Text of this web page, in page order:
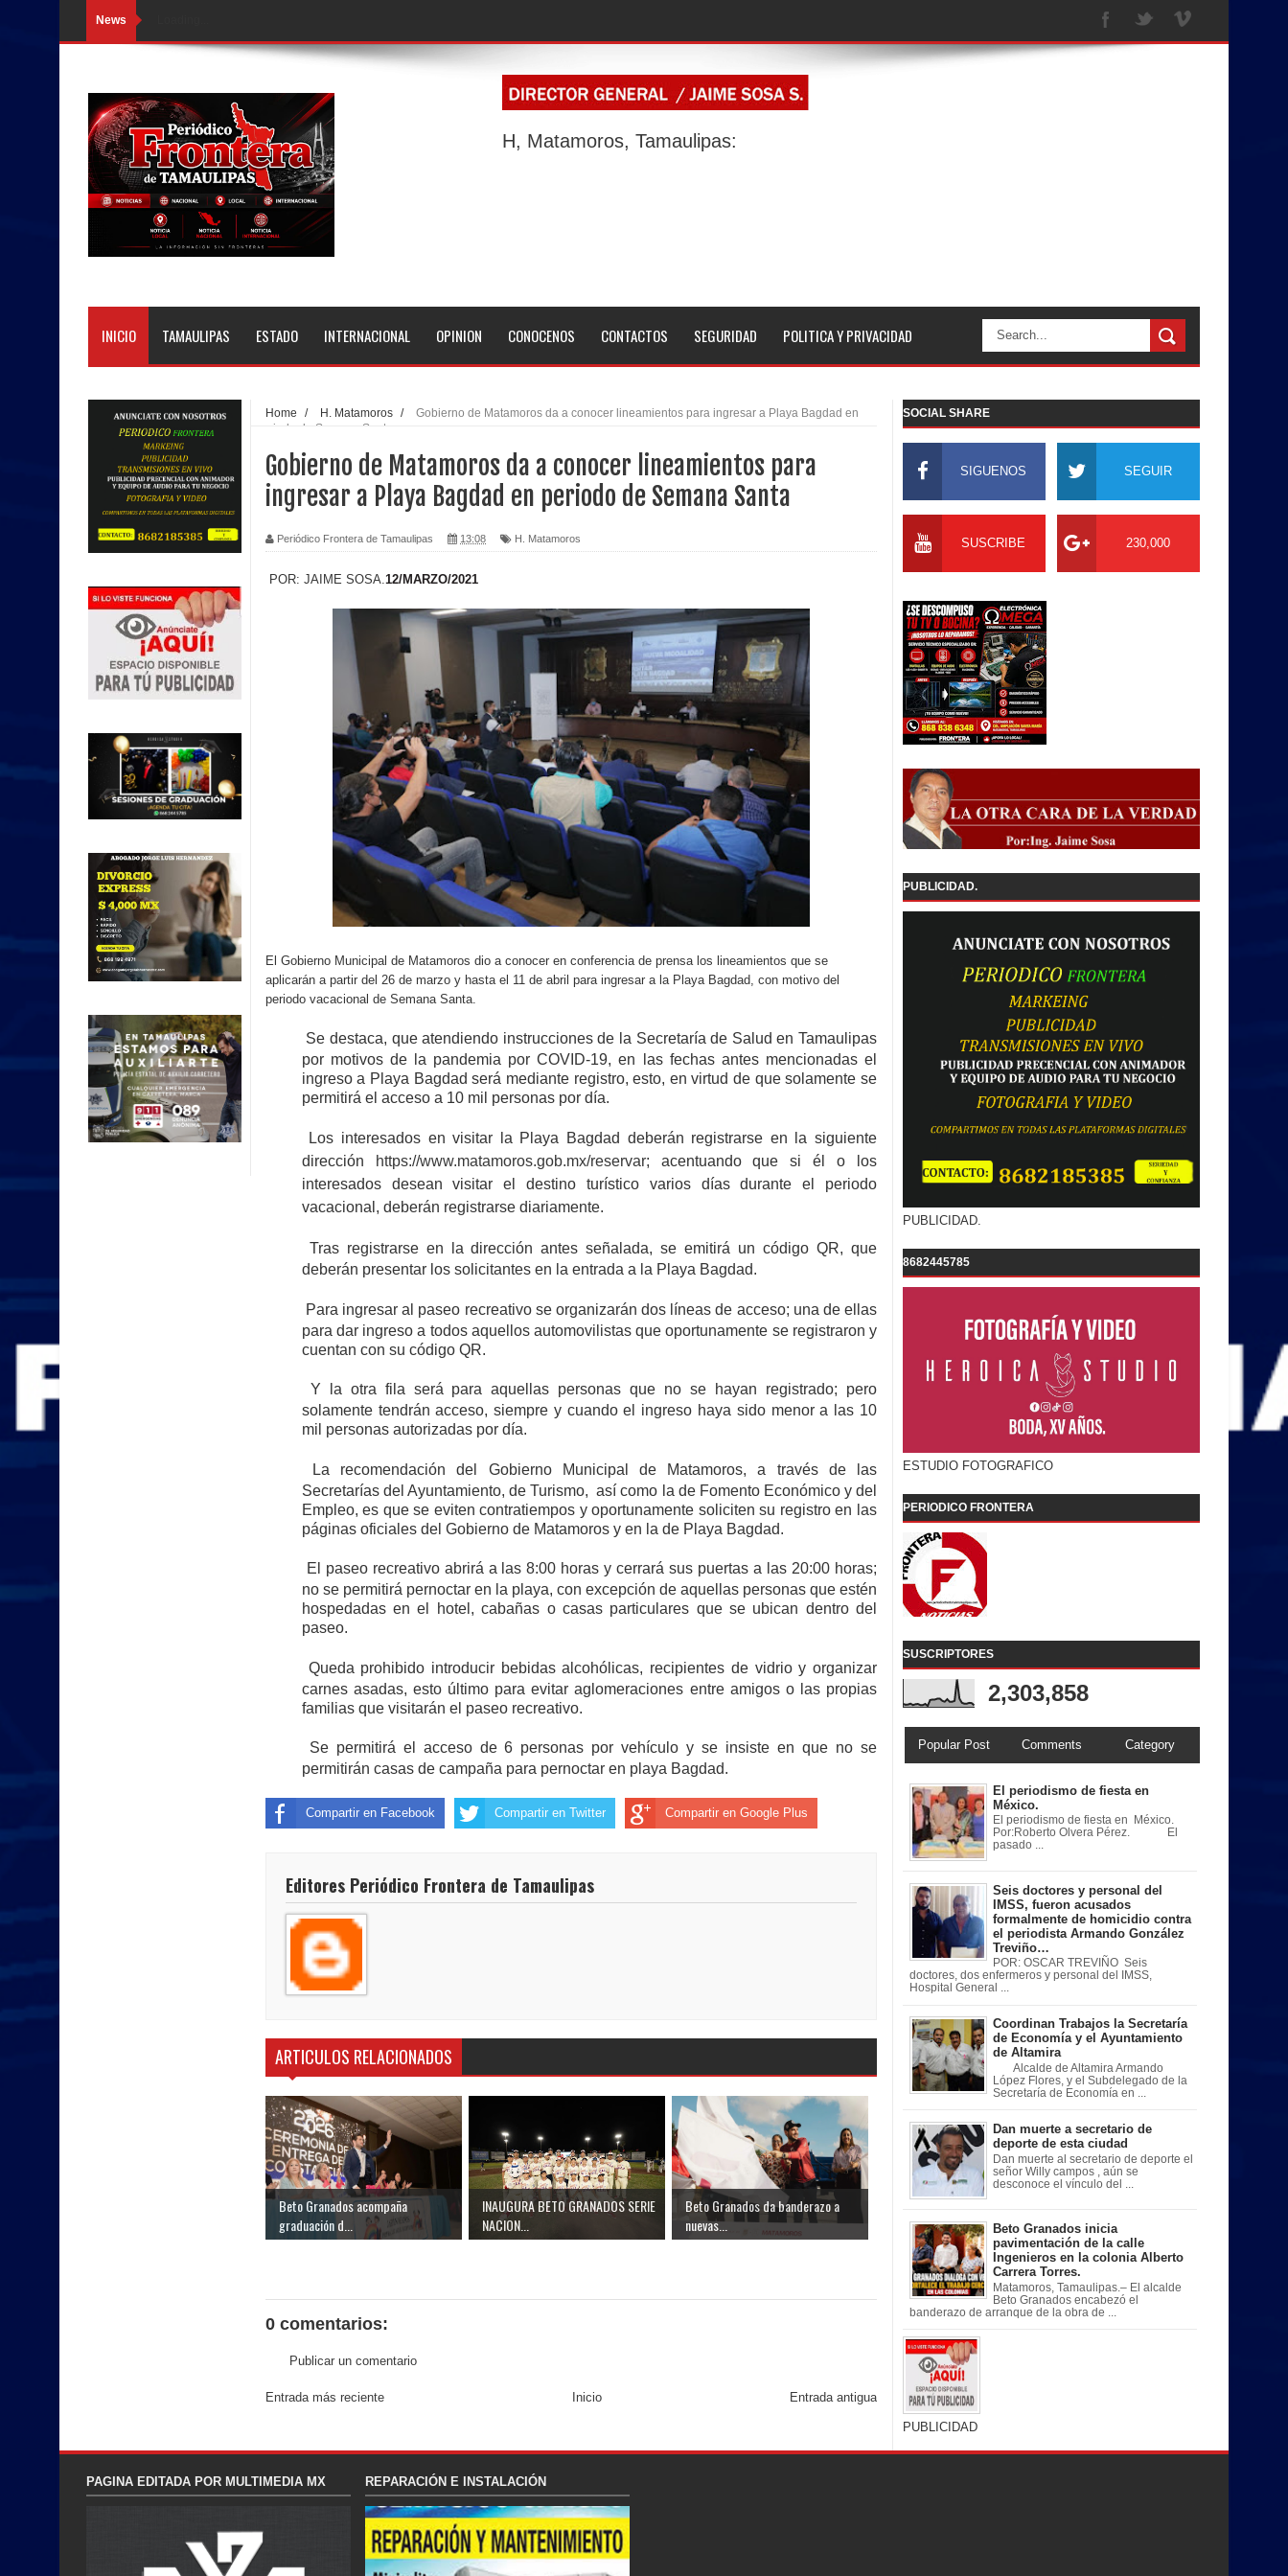
News
H, Matamoros, Tamaulipas:
INICIO TAMAULIPAS ESTADO INTERNACIONAL OPINION CONOCENOS CONTACTOS SEGURIDAD POLITICA Y PRIVACIDAD
Home / H. Matamoros /
Gobierno de Matamoros da a conocer lineamientos para ingresar a Playa Bagdad en
periodo de Semana Santa
Gobierno de Matamoros da a conocer lineamientos para
ingresar a Playa Bagdad en periodo de Semana Santa
Periódico Frontera de Tamaulipas 13:08 H. Matamoros
POR: JAIME SOSA.12/MARZO/2021
El Gobierno Municipal de Matamoros dio a conocer en conferencia de prensa los lineamientos que se
aplicarán a partir del 26 de marzo y hasta el 11 de abril para ingresar a la Playa Bagdad, con motivo del
periodo vacacional de Semana Santa.
Se destaca, que atendiendo instrucciones de la Secretaría de Salud en Tamaulipas
por motivos de la pandemia por COVID-19, en las fechas antes mencionadas el
ingreso a Playa Bagdad será mediante registro, esto, en virtud de que solamente se
permitirá el acceso a 10 mil personas por día.
Los interesados en visitar la Playa Bagdad deberán registrarse en la siguiente
dirección
https://www.matamoros.gob.mx/reservar; acentuando que si él o los
interesados desean visitar el destino turístico varios días durante el periodo
vacacional, deberán registrarse diariamente.
Tras registrarse en la dirección antes señalada, se emitirá un código QR, que
deberán presentar los solicitantes en la entrada a la Playa Bagdad.
Para ingresar al paseo recreativo se organizarán dos líneas de acceso; una de ellas
para dar ingreso a todos aquellos automovilistas que oportunamente se registraron y
cuentan con su código QR.
Y la otra fila será para aquellas personas que no se hayan registrado; pero
solamente tendrán acceso, siempre y cuando el ingreso haya sido menor a las 10
mil personas autorizadas por día.
La recomendación del Gobierno Municipal de Matamoros, a través de las
Secretarías del Ayuntamiento, de Turismo, así como la de Fomento Económico y del
Empleo, es que se eviten contratiempos y oportunamente soliciten su registro en las
páginas oficiales del Gobierno de Matamoros y en la de Playa Bagdad.
El paseo recreativo abrirá a las 8:00 horas y cerrará sus puertas a las 20:00 horas;
no se permitirá pernoctar en la playa, con excepción de aquellas personas que estén
hospedadas en el hotel, cabañas o casas particulares que se ubican dentro del
paseo.
Queda prohibido introducir bebidas alcohólicas, recipientes de vidrio y organizar
carnes asadas, esto último para evitar aglomeraciones entre amigos o las propias
familias que visitarán el paseo recreativo.
Se permitirá el acceso de 6 personas por vehículo y se insiste en que no se
permitirán casas de campaña para pernoctar en playa Bagdad.
Compartir en Facebook Compartir en Twitter Compartir en Google Plus
Editores Periódico Frontera de Tamaulipas
ARTICULOS RELACIONADOS
Beto Granados acompaña
graduación d...
INAUGURA BETO GRANADOS SERIE
NACION...
Beto Granados da banderazo a
nuevas...
0 comentarios:
Publicar un comentario
Entrada más reciente Entrada antigua
Inicio
SOCIAL SHARE
SIGUENOS SEGUIR
SUSCRIBE 230,000
PUBLICIDAD.
PUBLICIDAD.
8682445785
ESTUDIO FOTOGRAFICO
PERIODICO FRONTERA
SUSCRIPTORES
2,303,858
Popular Post Comments Category
El periodismo de fiesta en
México.
El periodismo de fiesta en México.
Por:Roberto Olvera Pérez. El
pasado ...
Seis doctores y personal del
IMSS, fueron acusados
formalmente de homicidio contra
el periodista Armando González
Treviño…
POR: OSCAR TREVIÑO Seis
doctores, dos enfermeros y personal del IMSS,
Hospital General ...
Coordinan Trabajos la Secretaría
de Economía y el Ayuntamiento
de Altamira
Alcalde de Altamira Armando
López Flores, y el Subdelegado de la
Secretaría de Economía en ...
Dan muerte a secretario de
deporte de esta ciudad
Dan muerte al secretario de deporte el
señor Willy campos , aún se
desconoce el vínculo del ...
Beto Granados inicia
pavimentación de la calle
Ingenieros en la colonia Alberto
Carrera Torres.
Matamoros, Tamaulipas.– El alcalde
Beto Granados encabezó el
banderazo de arranque de la obra de ...
PUBLICIDAD
PAGINA EDITADA POR MULTIMEDIA MX REPARACIÓN E INSTALACIÓN